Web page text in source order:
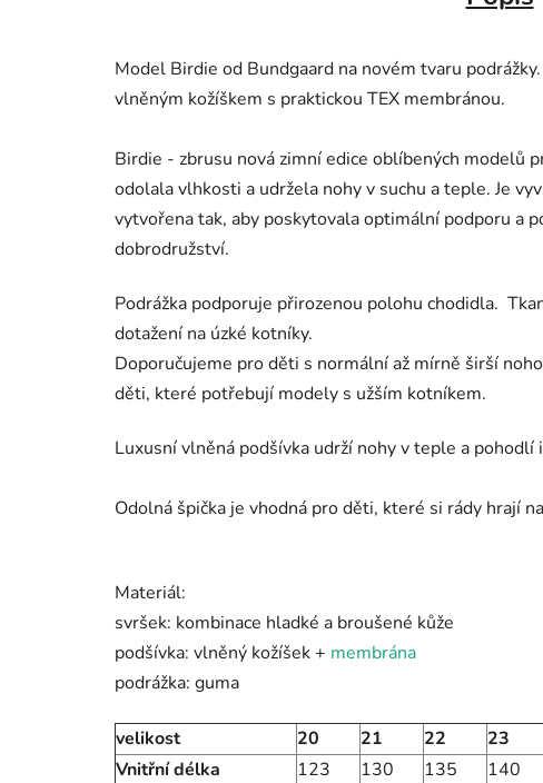
Model Birdie od Bundgaard na novém tvaru
vlněným kožíškem s praktickou TEX membránou.
Birdie - zbrusu nová zimní edice oblíbených modelů
odolala vlhkosti a udržela nohy v suchu a teple. Je
vytvořena tak, aby poskytovala optimální podporu a
dobrodružství.
Podrážka podporuje přirozenou polohu chodidla.
dotažení na úzké kotníky.
Doporučujeme pro děti s normální až mírně širší
děti, které potřebují modely s užším kotníkem.
Luxusní vlněná podšívka udrží nohy v teple a pohodlí
Odolná špička je vhodná pro děti, které si rády hrají
Materiál:
svršek: kombinace hladké a broušené kůže
podšívka: vlněný kožíšek + membrána
podrážka: guma
velikost 20 21 22 23
Vnitřní délka
123 130 135 140